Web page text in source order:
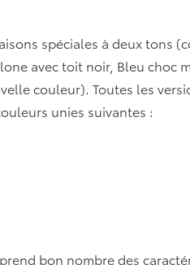
spéciales à deux tons
avec toit noir, Bleu choc
couleur). Toutes les
unies suivantes :
bon nombre des